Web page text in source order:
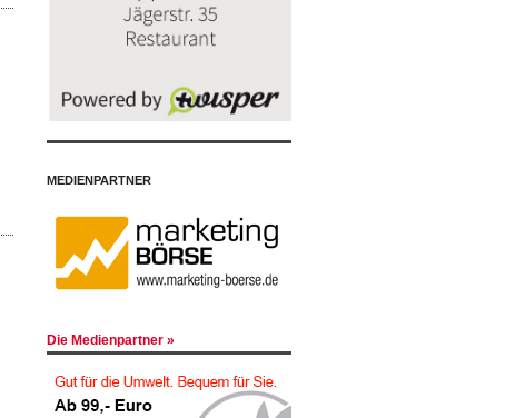
MEDIENPARTNER
Die Medienpartner »